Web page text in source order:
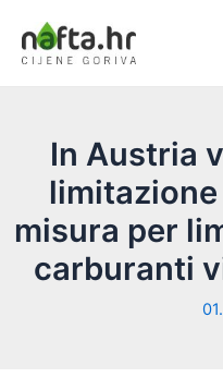
contenuto
In Austria
misura per
carburanti